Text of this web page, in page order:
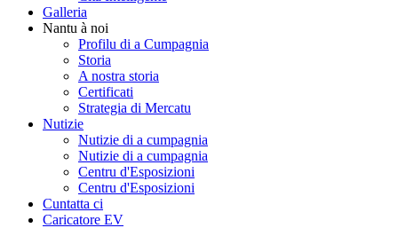
Galleria
Nantu à noi
Profilu di a Cumpagnia
Storia
A nostra storia
Certificati
Strategia di Mercatu
Nutizie
Nutizie di a cumpagnia
Nutizie di a cumpagnia
Centru d'Esposizioni
Centru d'Esposizioni
Cuntatta ci
Caricatore EV